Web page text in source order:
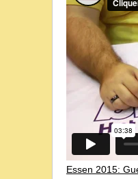
Essen 2015: